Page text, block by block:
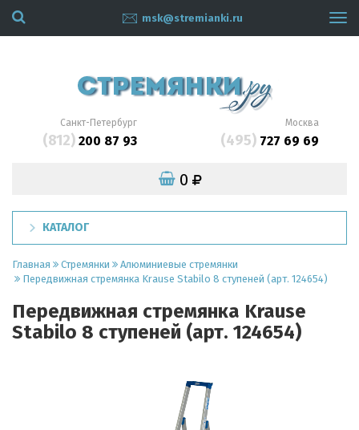
msk@stremianki.ru
Санкт-Петербург
(812) 200 87 93
Москва
(495)727 69 69
0
КАТАЛОГ
Главная Стремянки
Алюминиевые стремянки
Передвижная стремянка Krause Stabilo 8 ступеней (арт. 124654)
Передвижная стремянка Krause
Stabilo 8 ступеней (арт. 124654)